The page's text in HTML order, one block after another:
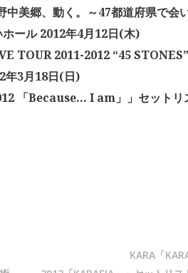
美郷、動く。～47都道府県で会
ール 2012年4月12日(木)
TOUR 2011-2012 “45
年3月18日(日)
Because… I am」」セットリ
KARA「